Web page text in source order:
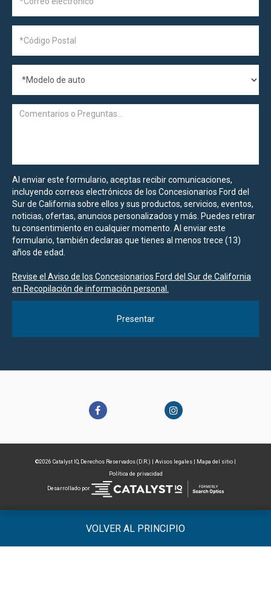
Al enviar este formulario, aceptas recibir comunicaciones,
incluyendo correos electrónicos de los Concesionarios Ford del
Sur de California sobre ellos y sus productos, servicios, eventos,
noticias, ofertas, anuncios personalizados y más. Puedes retirar
tu consentimiento en cualquier momento. Al enviar este
formulario, también declaras que tienes al menos trece (13)
años de edad.
Revise el Aviso de los Concesionarios Ford del Sur de California
en Recopilación de información personal.
©2026 Catalyst IQ, Derechos Reservados (D.R.) | Avisos legales Mapa del sitio
Política de privacidad
Desarrollado por
VOLVER AL PRINCIPIO